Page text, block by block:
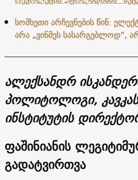
სომხეთი არჩევნების წინ:
არა „ვინმეს სასარგებლოდ“,
ალექსანდრ
პოლიტოლოგი,
ინსტიტუტის
ფაშინიანის
გადატვირთვა